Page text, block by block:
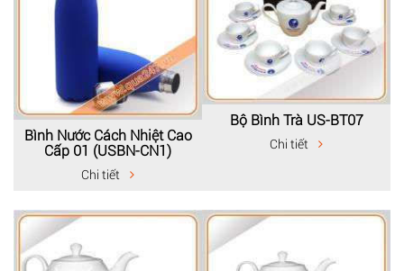
Bình Nước Cách Nhiệt Cao
Cấp 01 (USBN-CN1)
Chi tiết
Bộ Bình Trà US-BT07
Chi tiết